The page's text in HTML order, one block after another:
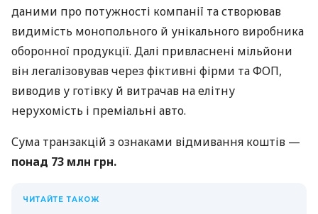
даними про потужності компанії та створював
видимість монопольного й унікального виробника
оборонної продукції. Далі привласнені мільйони
він легалізовував через фіктивні фірми та ФОП,
виводив у готівку й витрачав на елітну
нерухомість і преміальні авто.
Сума транзакцій з ознаками відмивання коштів —
понад 73 млн грн.
ЧИТАЙТЕ ТАКОЖ